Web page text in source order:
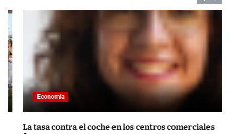
Economía
La tasa contra el coche en los centros comerciales